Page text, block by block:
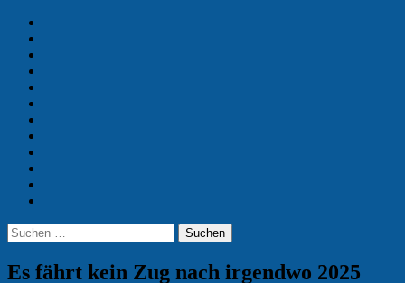
Suchen
Suchen
nach:
Es fährt kein Zug nach irgendwo 2025